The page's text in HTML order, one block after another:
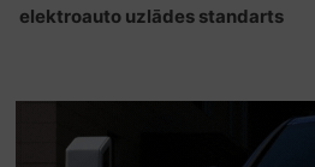
elektroauto uzlādes standarts